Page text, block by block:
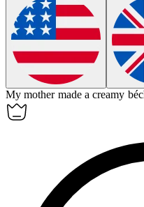
My mother made a creamy